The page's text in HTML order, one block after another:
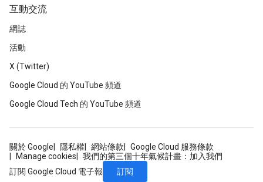
互動交流
網誌
活動
X (Twitter)
Google Cloud 的 YouTube 頻道
Google Cloud Tech 的 YouTube 頻道
關於 Google 隱私權 網站條款
Google Cloud 服務條款
Manage cookies
我們的第三個十年氣候計畫：加入我們
訂閱 Google Cloud 電子報
訂閱